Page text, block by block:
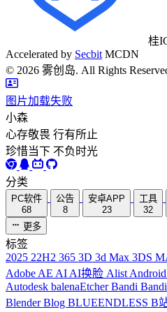
桂
Accelerated by Secbit MCDN
© 2026 雾创岛. All Rights
图片加载失败
小森
心存敬畏 行有所止
珍惜当下 不负时光
分类
PC软件
68
公告
8
安卓APP
23
工具
32
更多
标签
2025 22H2 365 3D 3d Max 3DS
Adobe AE AI AI换脸 Alist Android
Autodesk balenaEtcherBandi
BlenderBlog BLUEENDLESS B